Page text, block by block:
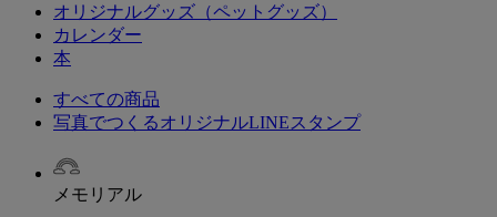
オリジナルグッズ（ペットグッズ）
カレンダー
本
すべての商品
写真でつくるオリジナルLINEスタンプ
メモリアル